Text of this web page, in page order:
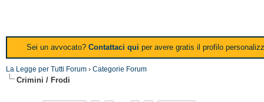
Sei un avvocato? Contattaci qui per avere gratis il profilo
La Legge per Tutti Forum › Categorie Forum
Crimini / Frodi